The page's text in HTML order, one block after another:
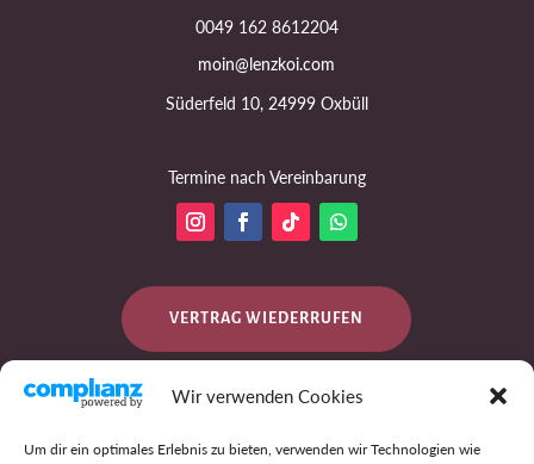
Wir verwenden Cookies
Um dir ein optimales Erlebnis zu bieten, verwenden wir Technologien wie
0049 162 8612204
moin@lenzkoi.com
Süderfeld 10, 24999 Oxbüll
Termine nach Vereinbarung
VERTRAG WIEDERRUFEN